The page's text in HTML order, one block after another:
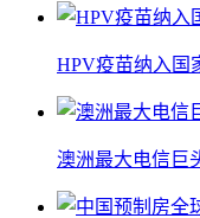
HPV疫苗纳入国
澳洲最大电信巨